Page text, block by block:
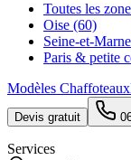
Toutes les
Oise (60)
Seine-et-
Paris & petite
Modèles Chaffoteaux
Devis gratuit
Services